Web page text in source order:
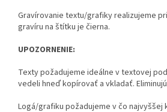
Gravírovanie textu/grafiky realizujeme
gravíru na štítku je čierna.
UPOZORNENIE:
Texty požadujeme ideálne v textovej
vedeli hneď kopírovať a vkladať.
Logá/grafiku požadujeme v čo najvyššej